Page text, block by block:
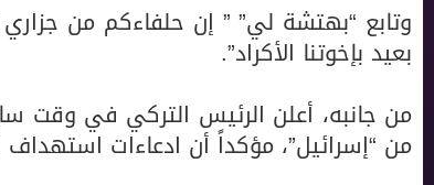
وتابع “بهتشة لي” ” إن حلفاءكم من جزاري
بعيد بإخوتنا الأكراد”.
من جانبه، أعلن الرئيس التركي في وقت
من “إسرائيل”، مؤكداً أن ادعاءات استهداف